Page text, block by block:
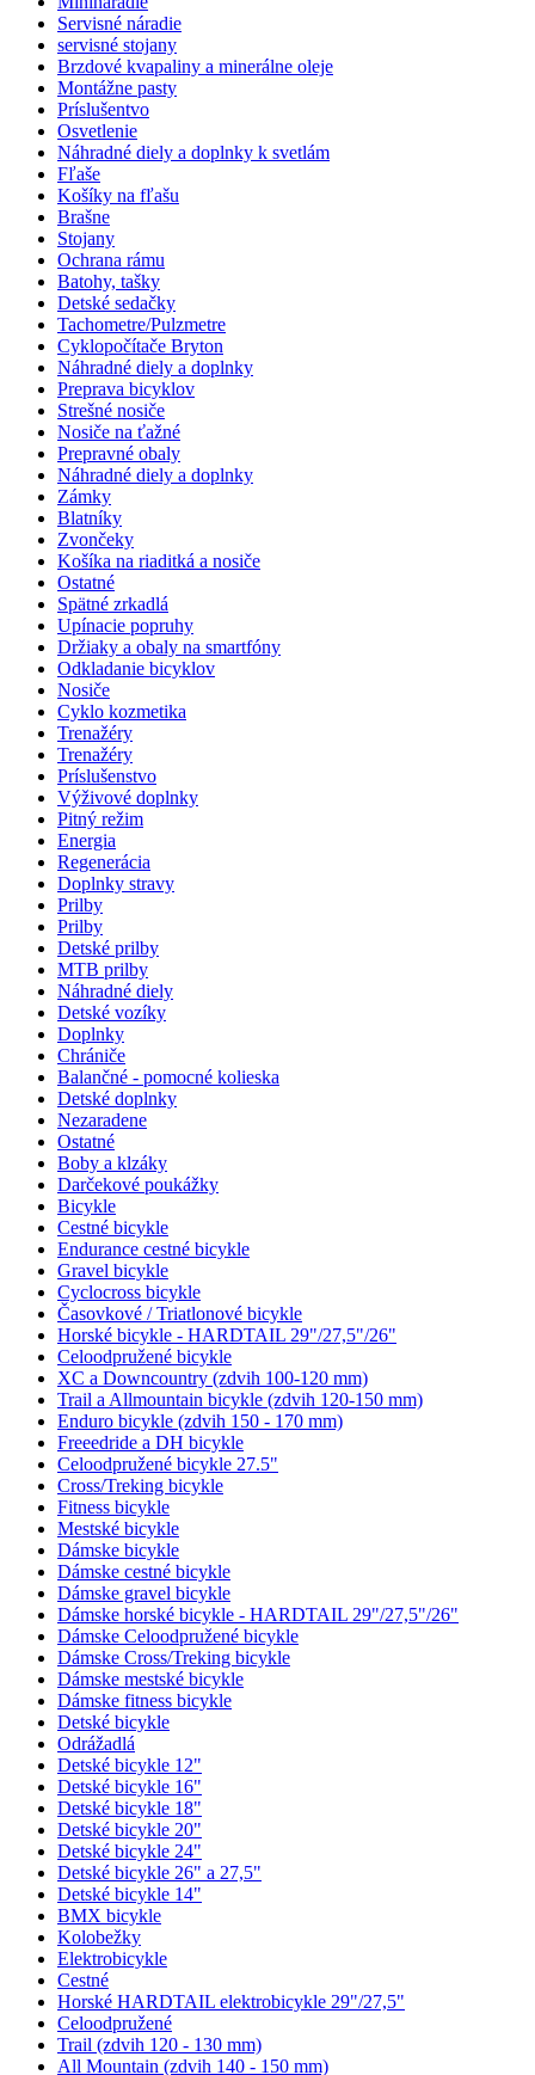
Servisné náradie
servisné stojany
Brzdové kvapaliny a minerálne oleje
Montážne pasty
Príslušentvo
Osvetlenie
Náhradné diely a doplnky k svetlám
Fľaše
Košíky na fľašu
Brašne
Stojany
Ochrana rámu
Batohy, tašky
Detské sedačky
Tachometre/Pulzmetre
Cyklopočítače Bryton
Náhradné diely a doplnky
Preprava bicyklov
Strešné nosiče
Nosiče na ťažné
Prepravné obaly
Náhradné diely a doplnky
Zámky
Blatníky
Zvončeky
Košíka na riaditká a nosiče
Ostatné
Spätné zrkadlá
Upínacie popruhy
Držiaky a obaly na smartfóny
Odkladanie bicyklov
Nosiče
Cyklo kozmetika
Trenažéry
Trenažéry
Príslušenstvo
Výživové doplnky
Pitný režim
Energia
Regenerácia
Doplnky stravy
Prilby
Prilby
Detské prilby
MTB prilby
Náhradné diely
Detské vozíky
Doplnky
Chrániče
Balančné - pomocné kolieska
Detské doplnky
Nezaradene
Ostatné
Boby a klzáky
Darčekové poukážky
Bicykle
Cestné bicykle
Endurance cestné bicykle
Gravel bicykle
Cyclocross bicykle
Časovkové / Triatlonové bicykle
Horské bicykle - HARDTAIL 29"/27,5"/26"
Celoodpružené bicykle
XC a Downcountry (zdvih 100-120 mm)
Trail a Allmountain bicykle (zdvih 120-150 mm)
Enduro bicykle (zdvih 150 - 170 mm)
Freeedride a DH bicykle
Celoodpružené bicykle 27.5"
Cross/Treking bicykle
Fitness bicykle
Mestské bicykle
Dámske bicykle
Dámske cestné bicykle
Dámske gravel bicykle
Dámske horské bicykle - HARDTAIL 29"/27,5"/26"
Dámske Celoodpružené bicykle
Dámske Cross/Treking bicykle
Dámske mestské bicykle
Dámske fitness bicykle
Detské bicykle
Odrážadlá
Detské bicykle 12"
Detské bicykle 16"
Detské bicykle 18"
Detské bicykle 20"
Detské bicykle 24"
Detské bicykle 26" a 27,5"
Detské bicykle 14"
BMX bicykle
Kolobežky
Elektrobicykle
Cestné
Horské HARDTAIL elektrobicykle 29"/27,5"
Celoodpružené
Trail (zdvih 120 - 130 mm)
All Mountain (zdvih 140 - 150 mm)